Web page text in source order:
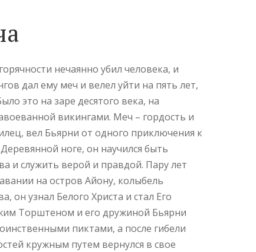
нечаянно убил человека, и
дал ему меч и велел уйти на пять лет,
это на заре десятого века, на
викингами. Меч – гордость и
вел Бьярни от одного приключения к
ноге, он научился быть
и служить верой и правдой. Пару лет
на остров Айону, колыбель
он узнал Белого Христа и стал Его
Торштеном и его дружиной Бьярни
пиктами, а после гибели
кружным путем вернулся в свое